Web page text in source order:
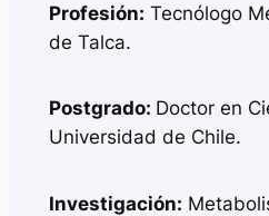
Profesión: Tecnólogo
de Talca.
Postgrado: Doctor en
Universidad de Chile.
Investigación: